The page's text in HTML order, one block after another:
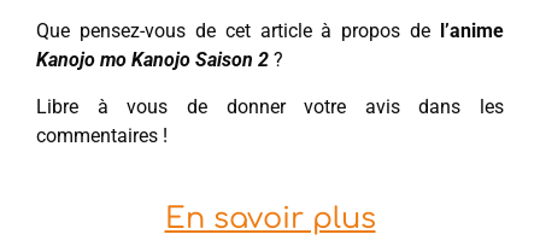
Que pensez-vous de cet article à propos de l’anime
Kanojo mo Kanojo Saison 2 ?
Libre à vous de donner votre avis dans les
commentaires !
En savoir plus